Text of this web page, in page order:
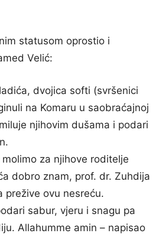
statusom oprostio i
Velić:
dvojica softi (svršenici
na Komaru u saobraćajnoj
njihovim dušama i podari
za njihove roditelje
dobro znam, prof. dr. Zuhdija
prežive ovu nesreću.
sabur, vjeru i snagu pa
Allahumme amin – napisao